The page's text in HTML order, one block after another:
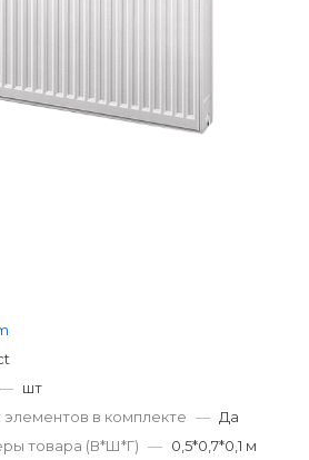
— шт
в комплекте — Да
товара (В*Ш*Г) — 0,5*0,7*0,1 м